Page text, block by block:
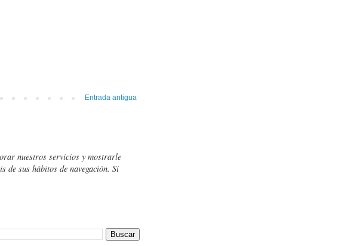
Entrada antigua
nuestros servicios y mostrarle
de sus hábitos de navegación. Si